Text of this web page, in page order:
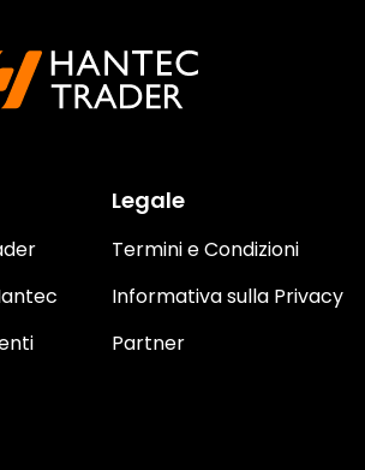
Legale
Termini e Condizioni
Informativa sulla Privacy
Partner